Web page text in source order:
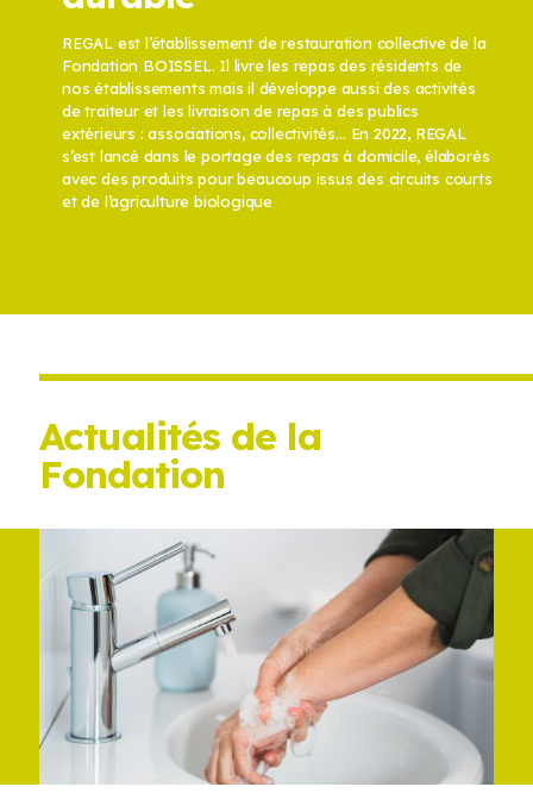
REGAL est l’établissement de restauration collective de la
Fondation BOISSEL. Il livre les repas des résidents de
nos établissements mais il développe aussi des activités
de traiteur et les livraison de repas à des publics
extérieurs : associations, collectivités… En 2022, REGAL
s’est lancé dans le portage des repas à domicile, élaborés
avec des produits pour beaucoup issus des circuits courts
et de l’agriculture biologique
Actualités de la
Fondation